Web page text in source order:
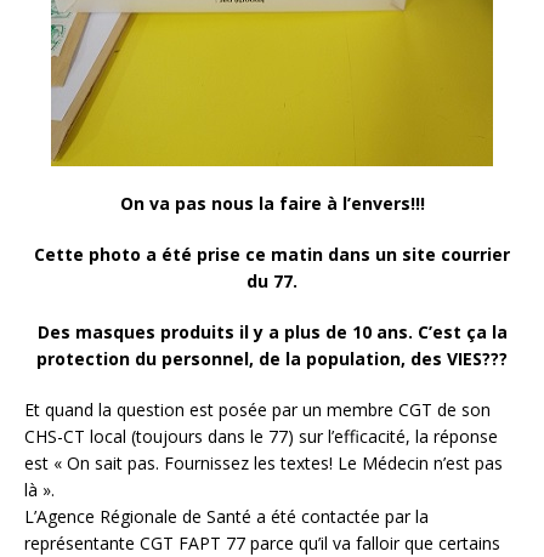
On va pas nous la faire à l’envers!!!
Cette photo a été prise ce matin dans un site courrier
du 77.
Des masques produits il y a plus de 10 ans. C’est ça la
protection du personnel, de la population, des VIES???
Et quand la question est posée par un membre CGT de son
CHS-CT local (toujours dans le 77) sur l’efficacité, la réponse
est « On sait pas. Fournissez les textes! Le Médecin n’est pas
là ».
L’Agence Régionale de Santé a été contactée par la
représentante CGT FAPT 77 parce qu’il va falloir que certains